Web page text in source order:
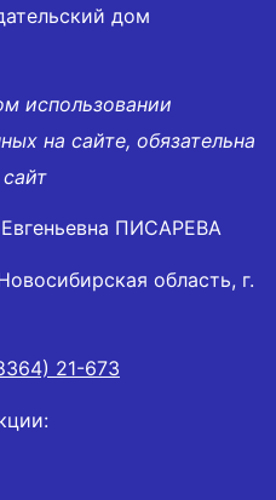
дом
использовании
на сайте, обязательна
ПИСАРЕВА
область, г.
21-673